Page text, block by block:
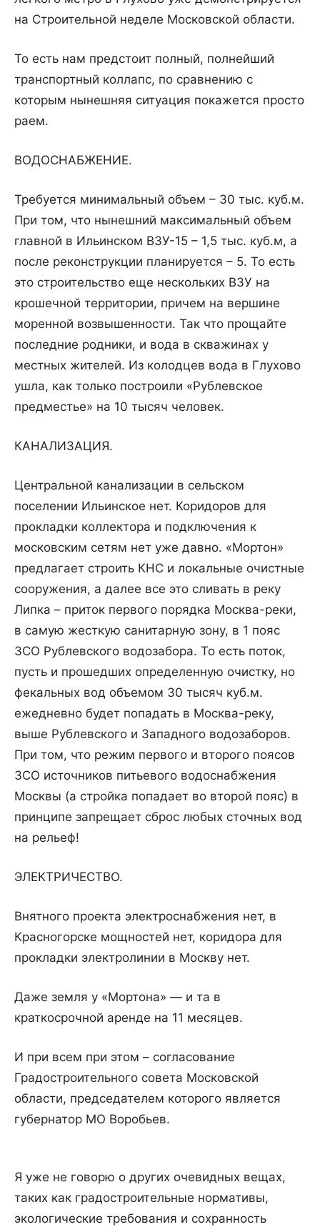
на Строительной неделе Московской области.
То есть нам предстоит полный, полнейший
транспортный коллапс, по сравнению с
которым нынешняя ситуация покажется просто
раем.
ВОДОСНАБЖЕНИЕ.
Требуется минимальный объем – 30 тыс. куб.м.
При том, что нынешний максимальный объем
главной в Ильинском ВЗУ-15 – 1,5 тыс. куб.м, а
после реконструкции планируется – 5. То есть
это строительство еще нескольких ВЗУ на
крошечной территории, причем на вершине
моренной возвышенности. Так что прощайте
последние родники, и вода в скважинах у
местных жителей. Из колодцев вода в Глухово
ушла, как только построили «Рублевское
предместье» на 10 тысяч человек.
КАНАЛИЗАЦИЯ.
Центральной канализации в сельском
поселении Ильинское нет. Коридоров для
прокладки коллектора и подключения к
московским сетям нет уже давно. «Мортон»
предлагает строить КНС и локальные очистные
сооружения, а далее все это сливать в реку
Липка – приток первого порядка Москва-реки,
в самую жесткую санитарную зону, в 1 пояс
ЗСО Рублевского водозабора. То есть поток,
пусть и прошедших определенную очистку, но
фекальных вод объемом 30 тысяч куб.м.
ежедневно будет попадать в Москва-реку,
выше Рублевского и Западного водозаборов.
При том, что режим первого и второго поясов
ЗСО источников питьевого водоснабжения
Москвы (а стройка попадает во второй пояс) в
принципе запрещает сброс любых сточных вод
на рельеф!
ЭЛЕКТРИЧЕСТВО.
Внятного проекта электроснабжения нет, в
Красногорске мощностей нет, коридора для
прокладки электролинии в Москву нет.
Даже земля у «Мортона» — и та в
краткосрочной аренде на 11 месяцев.
И при всем при этом – согласование
Градостроительного совета Московской
области, председателем которого является
губернатор МО Воробьев.
Я уже не говорю о других очевидных вещах,
таких как градостроительные нормативы,
экологические требования и сохранность